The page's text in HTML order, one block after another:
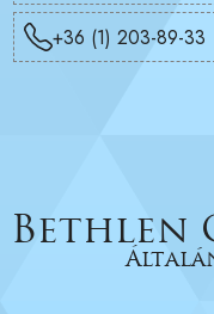
Bethlen
+36 (1) 203-89-33